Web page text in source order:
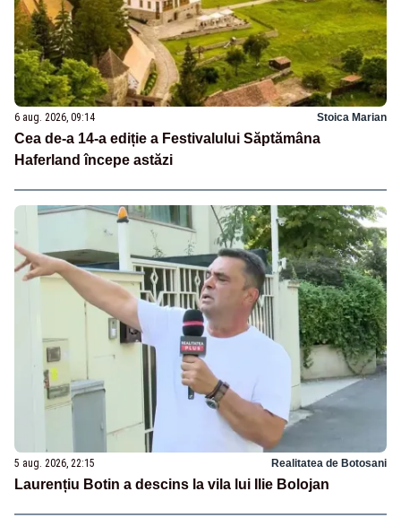
6 aug. 2026, 09:14 Stoica Marian
Cea de-a 14-a ediție a Festivalului Săptămâna
Haferland începe astăzi
5 aug. 2026, 22:15 Realitatea de Botosani
Laurențiu Botin a descins la vila lui Ilie Bolojan